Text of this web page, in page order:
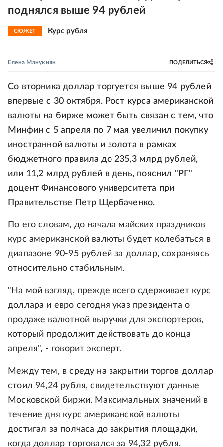
поднялся выше 94 рублей
СЮЖЕТ Курс рубля
Елена Манукиян ПОДЕЛИТЬСЯ
Со вторника доллар торгуется выше 94 рублей
впервые с 30 октября. Рост курса американской
валюты на бирже может быть связан с тем, что
Минфин с 5 апреля по 7 мая увеличил покупку
иностранной валюты и золота в рамках
бюджетного правила до 235,3 млрд рублей,
или 11,2 млрд рублей в день, пояснил "РГ"
доцент Финансового университета при
Правительстве Петр Щербаченко.
По его словам, до начала майских праздников
курс американской валюты будет колебаться в
диапазоне 90-95 рублей за доллар, сохраняясь
относительно стабильным.
"На мой взгляд, прежде всего сдерживает курс
доллара и евро сегодня указ президента о
продаже валютной выручки для экспортеров,
который продолжит действовать до конца
апреля", - говорит эксперт.
Между тем, в среду на закрытии торгов доллар
стоил 94,24 рубля, свидетельствуют данные
Московской биржи. Максимальных значений в
течение дня курс американской валюты
достигал за полчаса до закрытия площадки,
когда доллар торговался за 94,32 рубля.